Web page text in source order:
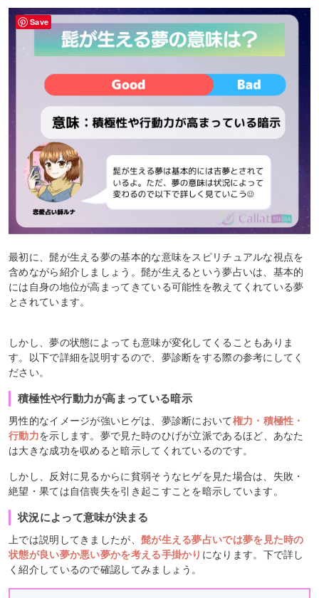
最初に、髭が生える夢の基本的な意味をスピリチュアルな視点を
含めながら紹介しましょう。髭が生えるという夢占いは、基本的
には自身の地位が高まってきている可能性を教えてくれている夢
とされています。
しかし、夢の状態によっても意味が変化してくることもありま
す。以下で詳細を説明するので、夢診断をする際の参考にしてく
ださい。
積極性や行動力が高まっている暗示
男性的なイメージが強いヒゲは、夢診断において権力・積極性・
行動力を示します。夢で見た時のひげが立派であるほど、あなた
は大きな成功を収めると暗示してくれているのです。
しかし、反対に見るからに貧弱そうなヒゲを見た場合は、失敗・
絶望・果ては自信喪失を引き起こすことを暗示しています。
状況によって意味が決まる
上では説明してきましたが、 髭が生える夢占いでは夢を見た時の
状態が良い夢か悪い夢かを考える手掛かり になります。下で詳し
く紹介しているので確認してみましょう。
Save